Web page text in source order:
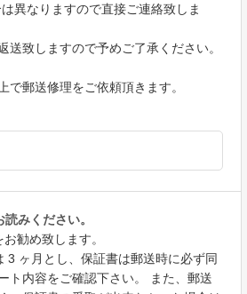
異なりますので直接ご連絡致しま
送致しますので予めご了承ください。
で郵送修理をご依頼頂きます。
みください。
勧め致します。
3 ヶ月とし、保証書は郵送時に必ず同
ト内容をご確認下さい。 また、郵送